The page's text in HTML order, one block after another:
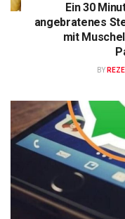
Ein 30
angebratenes
mit
BY